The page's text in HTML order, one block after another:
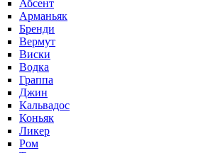
Абсент
Арманьяк
Бренди
Вермут
Виски
Водка
Граппа
Джин
Кальвадос
Коньяк
Ликер
Ром